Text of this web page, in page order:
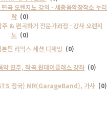
곡 오렌지노 강의 - 세종음악창작소 누리
락 (0)
& 편곡하기 전문가과정 - 강사 오렌지
노 (0)
리믹스 세션 디제잉 (0)
악 연주, 작곡 원데이클래스 강좌 (0)
정국) MR(GarageBand), 가사 (0)